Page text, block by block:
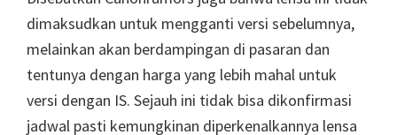
dimaksudkan untuk mengganti versi sebelumnya,
melainkan akan berdampingan di pasaran dan
tentunya dengan harga yang lebih mahal untuk
versi dengan IS. Sejauh ini tidak bisa dikonfirmasi
jadwal pasti kemungkinan diperkenalkannya lensa